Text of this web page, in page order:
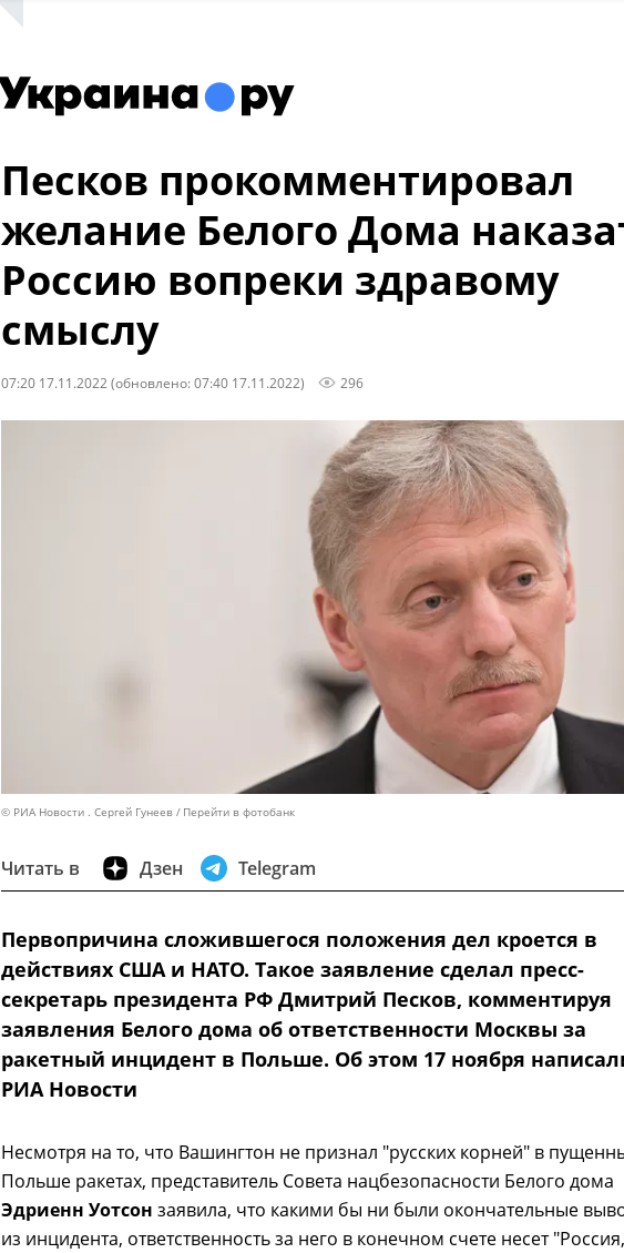
Песков прокомментировал
желание Белого Дома
Россию вопреки здравому
смыслу
07:20 17.11.2022 (обновлено: 07:40 17.11.2022) 296
© РИА Новости . Сергей Гунеев Перейти в фотобанк
Читать в Дзен Telegram
Первопричина сложившегося положения дел кроется в
действиях США и НАТО. Такое заявление сделал пресс-
секретарь президента РФ Дмитрий Песков, комментируя
заявления Белого дома об ответственности Москвы за
ракетный инцидент в Польше. Об этом 17 ноября
РИА Новости
Несмотря на то, что Вашингтон не признал "русских корней" в
Польше ракетах, представитель Совета нацбезопасности Белого дома
Эдриенн Уотсон заявила, что какими бы ни были окончательные
из инцидента, ответственность за него в конечном счете несет "Россия,